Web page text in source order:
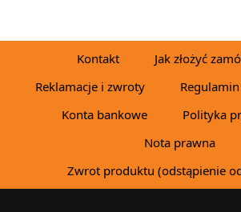
Kontakt
Jak złożyć
Reklamacje i zwroty
Regulamin
Konta bankowe
Polityka
Nota prawna
Zwrot produktu (odstąpienie